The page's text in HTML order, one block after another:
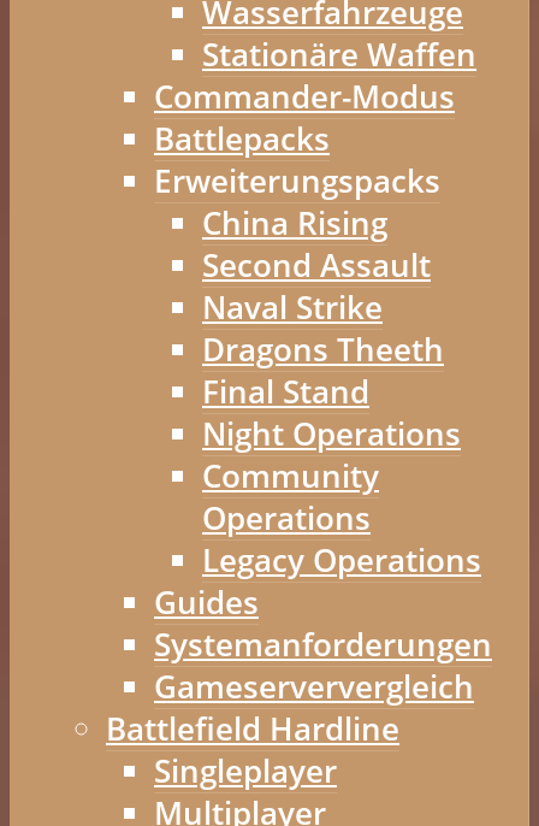
Wasserfahrzeuge
Stationäre Waffen
Commander-Modus
Battlepacks
Erweiterungspacks
China Rising
Second Assault
Naval Strike
Dragons Theeth
Final Stand
Night Operations
Community
Operations
Legacy Operations
Guides
Systemanforderungen
Gameserververgleich
Battlefield Hardline
Singleplayer
Multiplayer